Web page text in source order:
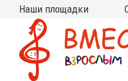
Наши площадки
Москва
на КИТАЙ-ГОРОДЕ
на ЧИСТЫХ ПРУДАХ
на ВДНХ
на НОВОСЛОБОДСКОЙ
на ПАРКЕ КУЛЬТУРЫ
в АРМЯНСКОМ
в СТАРОСАДСКОМ
(Китай-город)
в РАМЕНКАХ
на ТУРГЕНЕВСКОЙ
(школа Алгоритм)
на КРАСНЫХ ВОРОТАХ
на МЯСНИЦКОЙ
пруды)
Московская область
в МЫТИЩАХ (клуб
Самовар)
в МЫТИЩАХ (ДЦ
Ленд")
Все площадки на карте